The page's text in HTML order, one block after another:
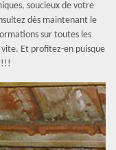
soucieux de votre
dès maintenant le
sur toutes les
Et profitez-en puisque
!!!